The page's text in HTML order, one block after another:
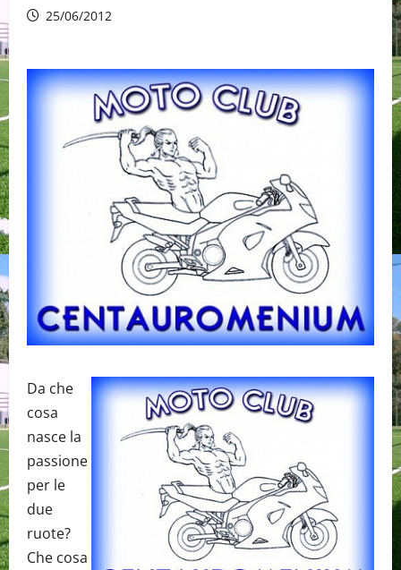
25/06/2012
Da che
cosa
nasce la
passione
per le
due
ruote?
Che cosa